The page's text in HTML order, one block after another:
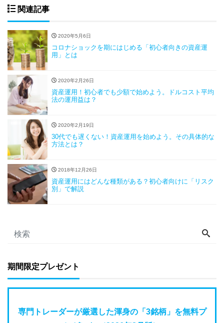
関連記事
2020年5月6日
コロナショックを期にはじめる「初心者向きの資産運
用」とは
2020年2月26日
資産運用！初心者でも少額で始めよう。ドルコスト平均
法の運用益は？
2020年2月19日
30代でも遅くない！資産運用を始めよう。その具体的な
方法とは？
2018年12月26日
資産運用にはどんな種類がある？初心者向けに「リスク
別」で解説
期間限定プレゼント
専門トレーダーが厳選した渾身の「3銘柄」を無料プ